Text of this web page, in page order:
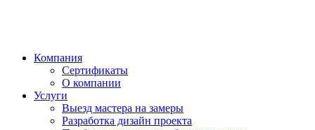
Компания
Сертификаты
О компании
Услуги
Выезд мастера на замеры
Разработка дизайн проекта